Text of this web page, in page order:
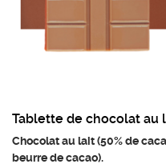
Tablette de chocolat au
Chocolat au lait (50% de
beurre de cacao).